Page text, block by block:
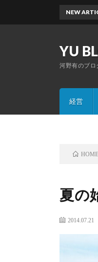
YU
河野有のブロ
経営
NEW
HOME
夏の
2014.07.21